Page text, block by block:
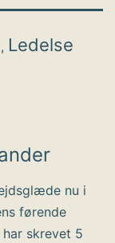
, Ledelse
nu i
førende
skrevet 5